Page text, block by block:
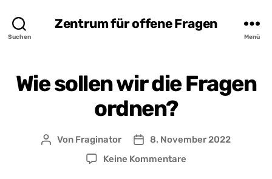
Suchen
Zentrum für offene Fragen
Menü
Wie sollen wir die Fragen
ordnen?
Beitragsautor
Von Fraginator Beitragsdatum
8. November 2022
Keine Kommentarezu